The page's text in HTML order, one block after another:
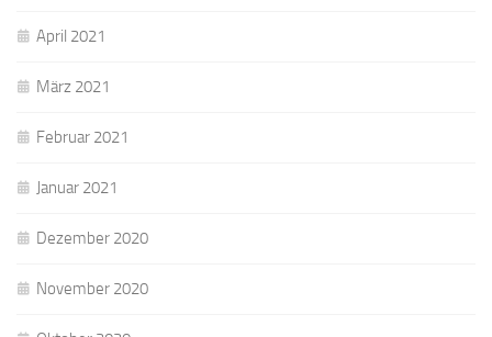
April 2021
März 2021
Februar 2021
Januar 2021
Dezember 2020
November 2020